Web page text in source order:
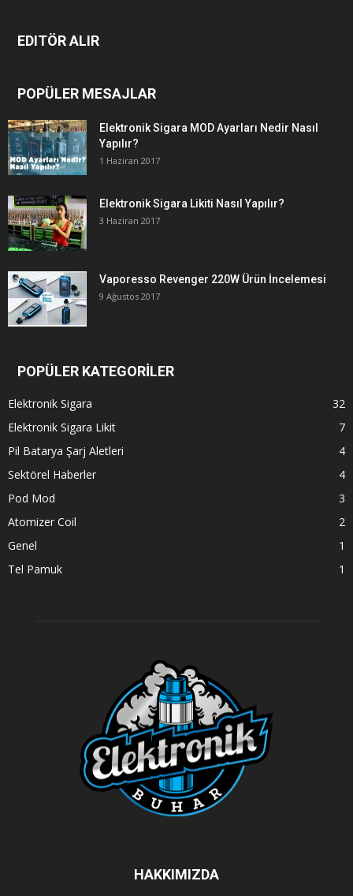
EDITÖR ALIR
POPÜLER MESAJLAR
Elektronik Sigara MOD Ayarları Nedir Nasıl
Yapılır?
1 Haziran 2017
Elektronik Sigara Likiti Nasıl Yapılır?
3 Haziran 2017
Vaporesso Revenger 220W Ürün İncelemesi
9 Ağustos 2017
POPÜLER KATEGORİLER
Elektronik Sigara
32
Elektronik Sigara Likit
7
Pil Batarya Şarj Aletleri
4
Sektörel Haberler
4
Pod Mod
3
Atomizer Coil
2
Genel
1
Tel Pamuk
1
HAKKIMIZDA